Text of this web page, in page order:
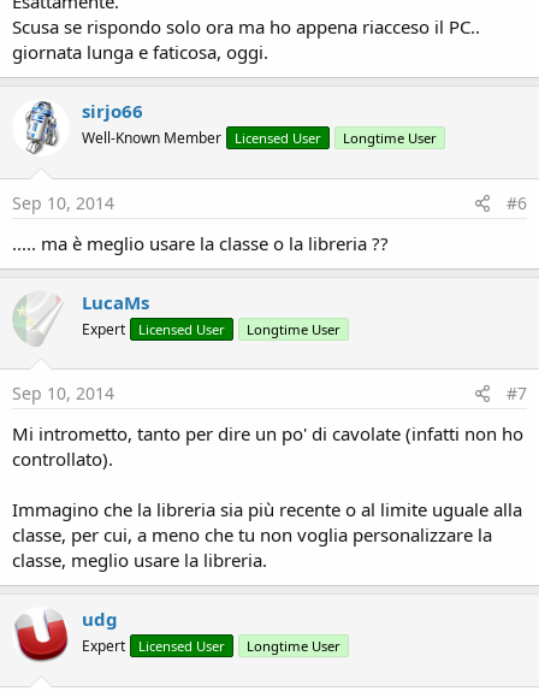
Scusa se rispondo solo ora ma ho appena riacceso il PC..
giornata lunga e faticosa, oggi.
sirjo66
Well-Known Member Licensed User Longtime User
Sep 10, 2014 #6
..... ma è meglio usare la classe o la libreria ??
LucaMs
Expert Licensed User Longtime User
Sep 10, 2014 #7
Mi intrometto, tanto per dire un po' di cavolate (infatti non ho
controllato).
Immagino che la libreria sia più recente o al limite uguale alla
classe, per cui, a meno che tu non voglia personalizzare la
classe, meglio usare la libreria.
udg
Expert Licensed User Longtime User